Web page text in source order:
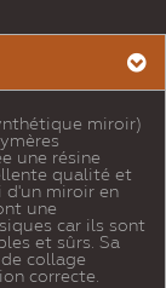
miroir)
une résine
qualité et
d'un miroir en
une
car ils sont
et sûrs. Sa
collage
correcte.